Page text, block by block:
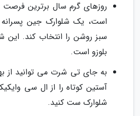
روزهای گرم سال برترین فرصت
است، یک شلوارک جین
سبز روشن را انتخاب کند. این
بلوزو است.
به جای تی شرت می توانید از
آستین کوتاه را از ال سی
شلوارک ست کنید.